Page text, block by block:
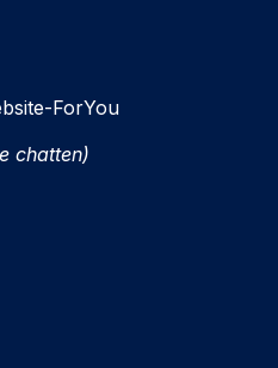
ForYou
chatten)